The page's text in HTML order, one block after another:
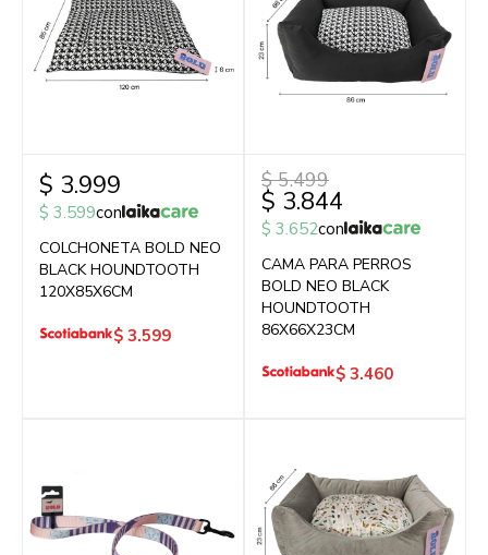
$ 3.999
$ 3.599con
COLCHONETA BOLD NEO
BLACK HOUNDTOOTH
120X85X6CM
$ 3.599
$ 3.844
$ 5.499
$ 3.652con
CAMA PARA PERROS
BOLD NEO BLACK
HOUNDTOOTH
86X66X23CM
$ 3.460